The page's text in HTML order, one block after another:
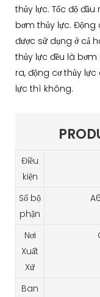
thủy lực. Tốc độ
bơm thủy lực. Động
được sử dụng ở cả
thủy lực đều là
ra, động cơ thủy
lực thì không.
Điều
kiện
Số bộ
phận
Nơi
Xuất
Xứ
Ban